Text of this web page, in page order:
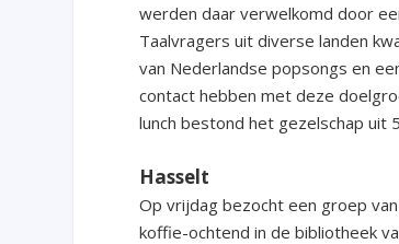
werden daar verwelkomd door
Taalvragers uit diverse landen
van Nederlandse popsongs en
contact hebben met deze
lunch bestond het gezelschap uit
Hasselt
Op vrijdag bezocht een groep
koffie-ochtend in de bibliotheek